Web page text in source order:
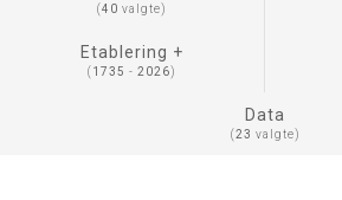
(40 valgte)
Etablering +
( 1735 - 2026)
Data
(23 valgte)